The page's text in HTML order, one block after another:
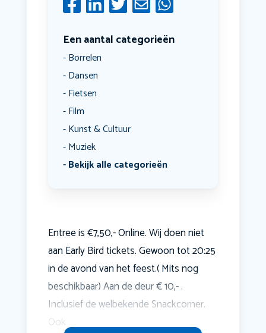
Een aantal categorieën
Borrelen
Dansen
Fietsen
Film
Kunst & Cultuur
Muziek
Bekijk alle categorieën
Entree is €7,50,- Online. Wij doen niet
aan Early Bird tickets. Gewoon tot 20:25
in de avond van het feest.( Mits nog
beschikbaar) Aan de deur € 10,- .
Inclusief de welbekende Snackcorner.
Ook